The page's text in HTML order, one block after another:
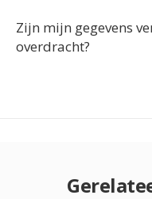
Zijn mijn gegevens
overdracht?